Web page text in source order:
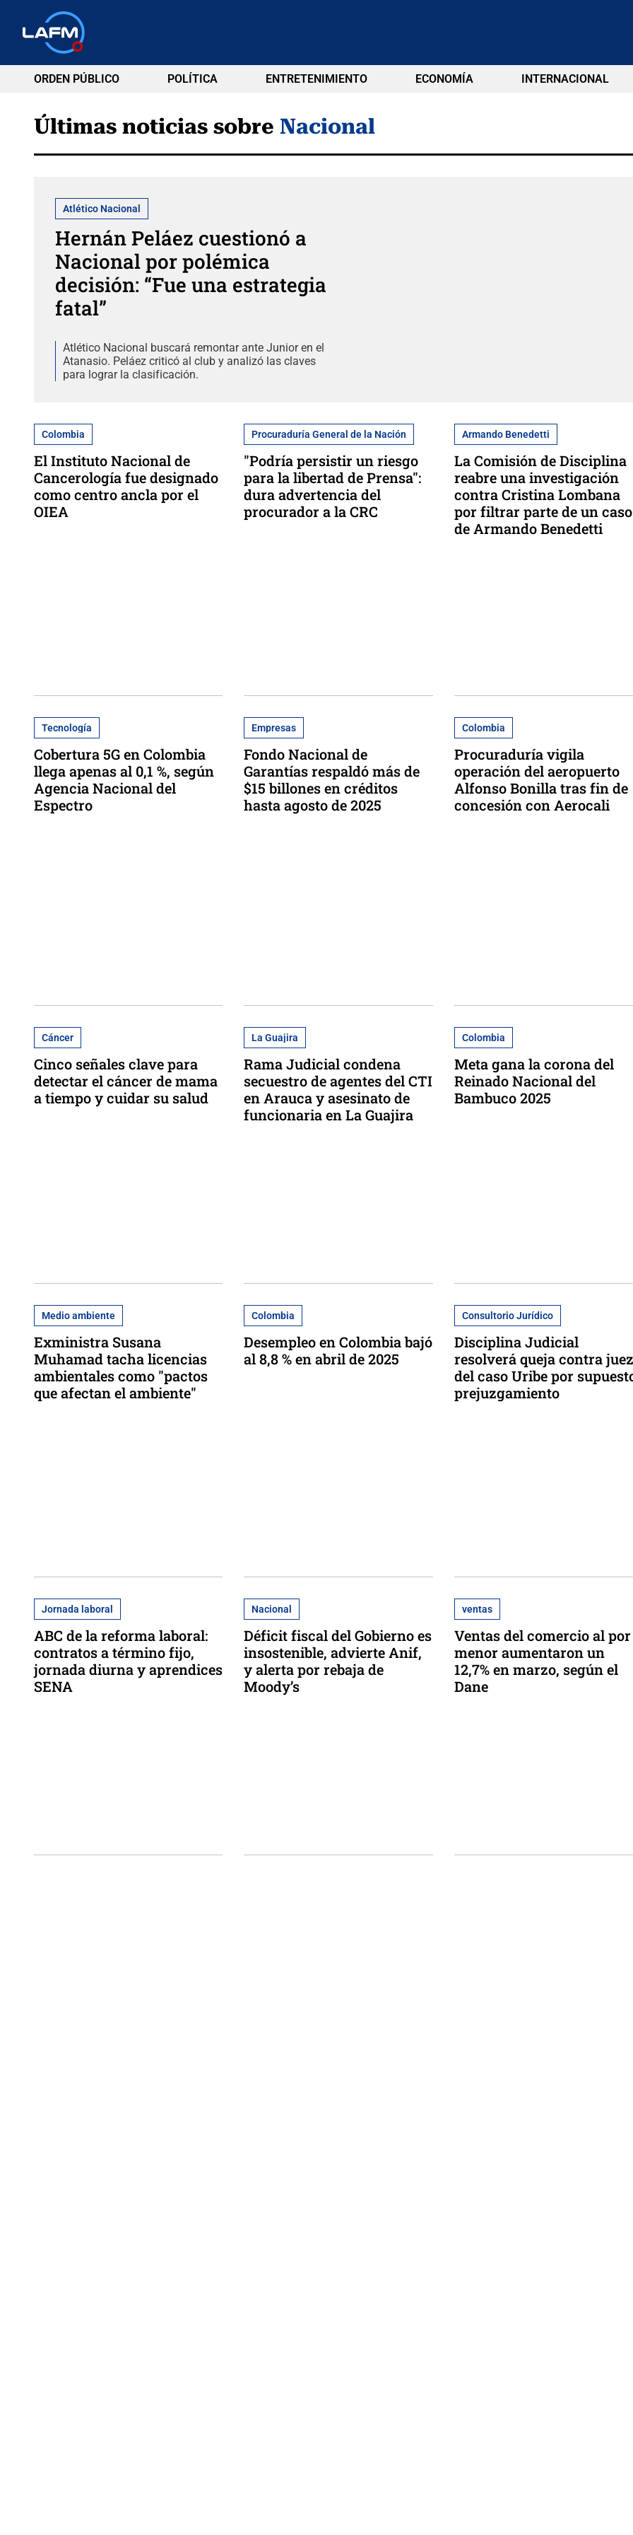
ORDEN PÚBLICO POLÍTICA ENTRETENIMIENTO ECONOMÍA INTERNACIONAL
Últimas noticias sobre Nacional
Atlético Nacional
Hernán Peláez cuestionó a
Nacional por polémica
decisión: “Fue una estrategia
fatal”
Atlético Nacional buscará remontar ante Junior en el
Atanasio. Peláez criticó al club y analizó las claves
para lograr la clasificación.
Colombia
El Instituto Nacional de
Cancerología fue designado
como centro ancla por el
OIEA
Procuraduría General de la Nación
"Podría persistir un riesgo
para la libertad de Prensa":
dura advertencia del
procurador a la CRC
Armando Benedetti
La Comisión de Disciplina
reabre una investigación
contra Cristina Lombana
por filtrar parte de un caso
de Armando Benedetti
Tecnología
Cobertura 5G en Colombia
llega apenas al 0,1 %, según
Agencia Nacional del
Espectro
Empresas
Fondo Nacional de
Garantías respaldó más de
$15 billones en créditos
hasta agosto de 2025
Colombia
Procuraduría vigila
operación del aeropuerto
Alfonso Bonilla tras fin de
concesión con Aerocali
Cáncer
Cinco señales clave para
detectar el cáncer de mama
a tiempo y cuidar su salud
La Guajira
Rama Judicial condena
secuestro de agentes del CTI
en Arauca y asesinato de
funcionaria en La Guajira
Colombia
Meta gana la corona del
Reinado Nacional del
Bambuco 2025
Medio ambiente
Exministra Susana
Muhamad tacha licencias
ambientales como "pactos
que afectan el ambiente"
Colombia
Desempleo en Colombia bajó
al 8,8 % en abril de 2025
Consultorio Jurídico
Disciplina Judicial
resolverá queja contra juez
del caso Uribe por
prejuzgamiento
Jornada laboral
ABC de la reforma laboral:
contratos a término fijo,
jornada diurna y aprendices
SENA
Nacional
Déficit fiscal del Gobierno es
insostenible, advierte Anif,
y alerta por rebaja de
Moody’s
ventas
Ventas del comercio al por
menor aumentaron un
12,7% en marzo, según el
Dane